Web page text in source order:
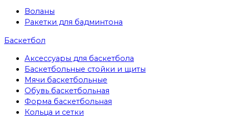
Воланы
Ракетки для бадминтона
Баскетбол
Аксессуары для баскетбола
Баскетбольные стойки и щиты
Мячи баскетбольные
Обувь баскетбольная
Форма баскетбольная
Кольца и сетки